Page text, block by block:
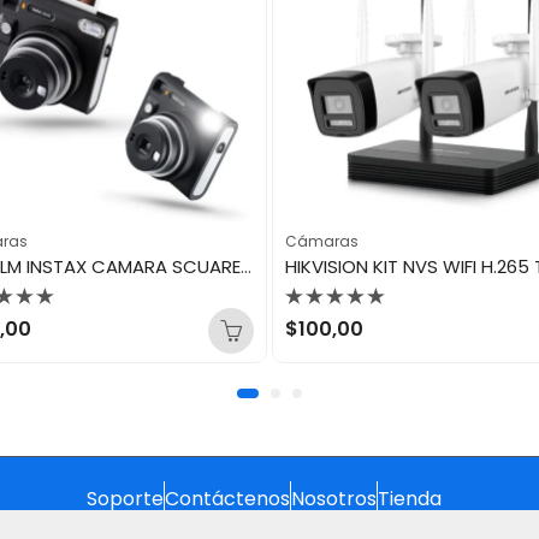
FUJIFILM INSTAX CAMARA SCUARE SQ 40
Cámaras
Valorado
con
$100,00
SoporteContáctenosNosotrosTienda